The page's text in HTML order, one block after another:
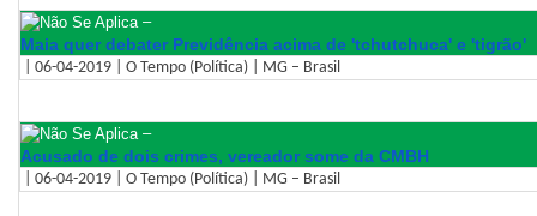
–
Maia quer debater Previdência acima de 'tchutchuca' e 'tigrão'
| 06-04-2019 | O Tempo (Política) | MG – Brasil
–
Acusado de dois crimes, vereador some da CMBH
| 06-04-2019 | O Tempo (Política) | MG – Brasil